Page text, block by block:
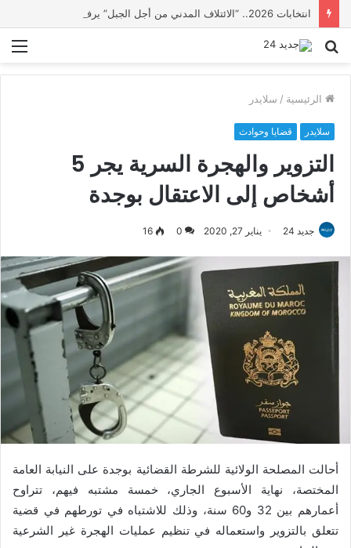
بحث
الرئيسية / سلايدر
سلايدر قضايا وحوادث
التزوير والهجرة السرية يجر 5
أشخاص إلى الاعتقال بوجدة
جديد 24 يناير 27, 2020 0
16
أحالت المصلحة الولائية للشرطة القضائية بوجدة على النيابة العامة
المختصة، نهاية الأسبوع الجاري، خمسة مشتبه فيهم، تتراوح
أعمارهم بين 32 و60 سنة، وذلك للاشتباه في تورطهم في قضية
تتعلق بالتزوير واستعماله في تنظيم عمليات الهجرة غير الشرعية